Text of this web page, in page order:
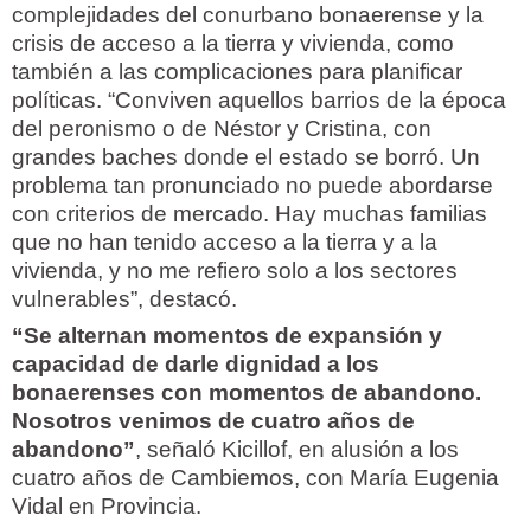
complejidades del conurbano bonaerense y la
crisis de acceso a la tierra y vivienda, como
también a las complicaciones para planificar
políticas. “Conviven aquellos barrios de la época
del peronismo o de Néstor y Cristina, con
grandes baches donde el estado se borró. Un
problema tan pronunciado no puede abordarse
con criterios de mercado. Hay muchas familias
que no han tenido acceso a la tierra y a la
vivienda, y no me refiero solo a los sectores
vulnerables”, destacó.
“Se alternan momentos de expansión y
capacidad de darle dignidad a los
bonaerenses con momentos de abandono.
Nosotros venimos de cuatro años de
abandono”, señaló Kicillof, en alusión a los
cuatro años de Cambiemos, con María Eugenia
Vidal en Provincia.